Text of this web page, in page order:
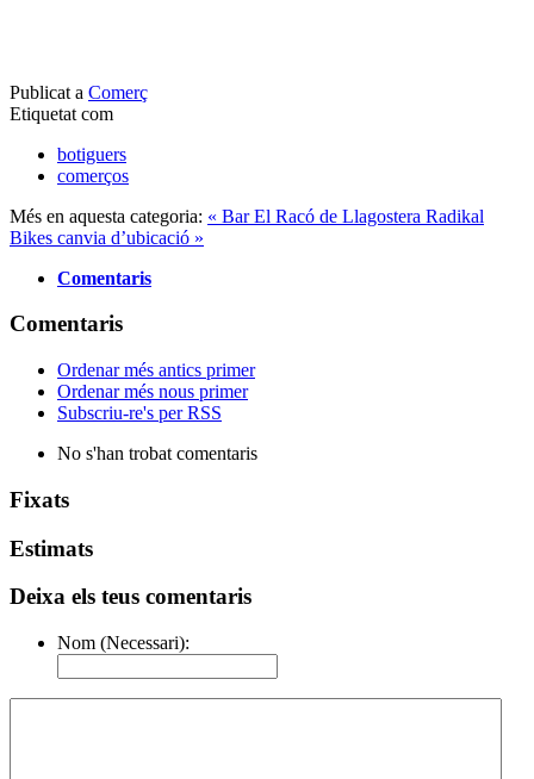
Publicat a Comerç
Etiquetat com
botiguers
comerços
Més en aquesta categoria: « Bar El Racó de Llagostera Radikal
Bikes canvia d’ubicació »
Comentaris
Comentaris
Ordenar més antics primer
Ordenar més nous primer
Subscriu-re's per RSS
No s'han trobat comentaris
Fixats
Estimats
Deixa els teus comentaris
Nom (Necessari):